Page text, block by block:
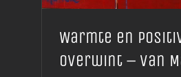
Warmte en
overwint – van